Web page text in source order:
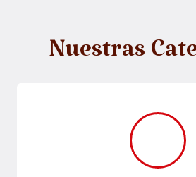
Nuestras